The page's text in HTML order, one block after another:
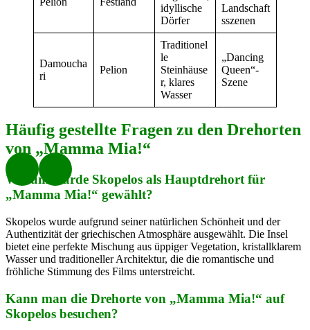
idyllische
Dörfer
Landschaft
sszenen
Damoucha
ri
Pelion
Traditionel
le
Steinhäuse
r, klares
Wasser
„Dancing
Queen“-
Szene
Häufig gestellte Fragen zu den Drehorten
von „Mamma Mia!“
Warum wurde Skopelos als Hauptdrehort für
„Mamma Mia!“ gewählt?
Skopelos wurde aufgrund seiner natürlichen Schönheit und der
Authentizität der griechischen Atmosphäre ausgewählt. Die Insel
bietet eine perfekte Mischung aus üppiger Vegetation, kristallklarem
Wasser und traditioneller Architektur, die die romantische und
fröhliche Stimmung des Films unterstreicht.
Kann man die Drehorte von „Mamma Mia!“ auf
Skopelos besuchen?